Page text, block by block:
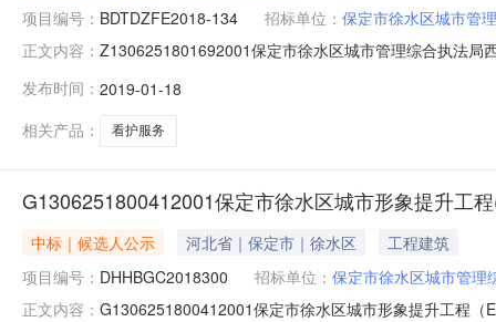
项目编号： BDTDZFE2018-134 招标单位： 保定市徐水区城市管
正文内容： Z1306251801692001保定市徐水区城市管理综合执法局
地址：河北省保定市复祥胡同二巷四号采购代理机构全
发布时间： 2019-01-18
相关产品：
看护服务
G1306251800412001保定市徐水区城市形象提升工
中标｜候选人公示 河北省｜保定市｜徐水区
工程建筑
项目编号： DHHBGC2018300 招标单位： 保定市徐水区城市管理
正文内容： G1306251800412001保定市徐水区城市形象提升工程（